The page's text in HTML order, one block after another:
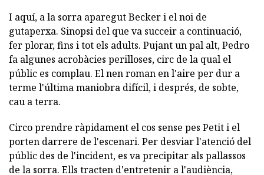
I aquí, a la sorra aparegut Becker i el noi de
gutaperxa. Sinopsi del que va succeir a continuació,
fer plorar, fins i tot els adults. Pujant un pal alt, Pedro
fa algunes acrobàcies perilloses, circ de la qual el
públic es complau. El nen roman en l'aire per dur a
terme l'última maniobra difícil, i després, de sobte,
cau a terra.
Circo prendre ràpidament el cos sense pes Petit i el
porten darrere de l'escenari. Per desviar l'atenció del
públic des de l'incident, es va precipitar als pallassos
de la sorra. Ells tracten d'entretenir a l'audiència,